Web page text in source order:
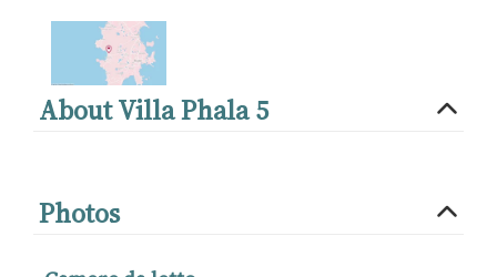
About Villa Phala 5
Photos